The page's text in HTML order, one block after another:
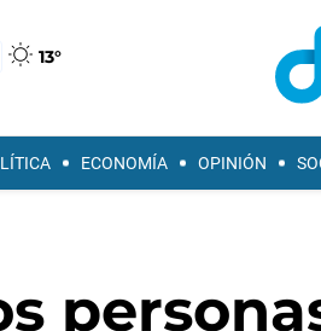
13°
ECONOMÍA OPINIÓN